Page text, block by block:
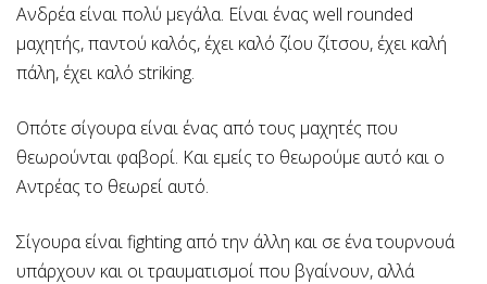
Ανδρέα είναι πολύ μεγάλα. Είναι ένας well rounded
μαχητής, παντού καλός, έχει καλό ζίου ζίτσου, έχει καλή
πάλη, έχει καλό striking.
Οπότε σίγουρα είναι ένας από τους μαχητές που
θεωρούνται φαβορί. Και εμείς το θεωρούμε αυτό και ο
Αντρέας το θεωρεί αυτό.
Σίγουρα είναι fighting από την άλλη και σε ένα τουρνουά
υπάρχουν και οι τραυματισμοί που βγαίνουν, αλλά